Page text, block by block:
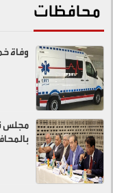
محافظات
وفاة
مجلس